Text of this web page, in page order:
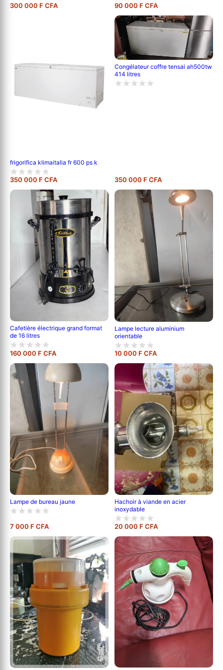
300 000 F CFA 90 000 F CFA
frigorifica klimaitalia fr 600 ps k
350 000 F CFA
Congélateur coffre tensai ah500tw
414 litres
350 000 F CFA
Cafetière électrique grand format
de 16 litres
160 000 F CFA
Lampe lecture aluminium
orientable
10 000 F CFA
Lampe de bureau jaune
7 000 F CFA
Hachoir à viande en acier
inoxydable
20 000 F CFA